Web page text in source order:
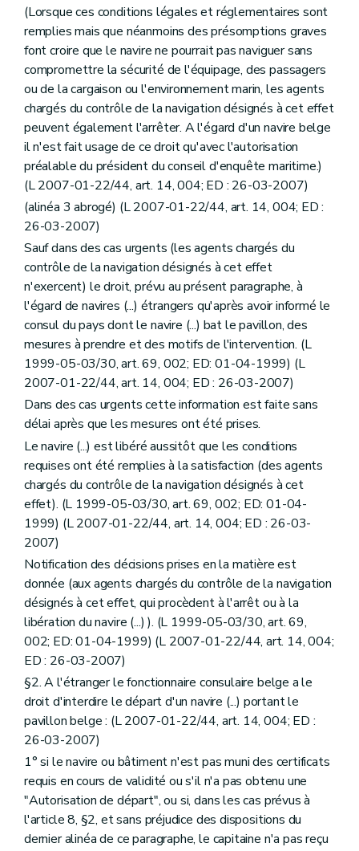
(Lorsque ces conditions légales et réglementaires sont
remplies mais que néanmoins des présomptions graves
font croire que le navire ne pourrait pas naviguer sans
compromettre la sécurité de l'équipage, des passagers
ou de la cargaison ou l'environnement marin, les agents
chargés du contrôle de la navigation désignés à cet effet
peuvent également l'arrêter. A l'égard d'un navire belge
il n'est fait usage de ce droit qu'avec l'autorisation
préalable du président du conseil d'enquête maritime.)
(L 2007-01-22/44, art. 14, 004; ED : 26-03-2007)
(alinéa 3 abrogé) (L 2007-01-22/44, art. 14, 004; ED :
26-03-2007)
Sauf dans des cas urgents (les agents chargés du
contrôle de la navigation désignés à cet effet
n'exercent) le droit, prévu au présent paragraphe, à
l'égard de navires (...) étrangers qu'après avoir informé le
consul du pays dont le navire (...) bat le pavillon, des
mesures à prendre et des motifs de l'intervention. (L
1999-05-03/30, art. 69, 002; ED: 01-04-1999) (L
2007-01-22/44, art. 14, 004; ED : 26-03-2007)
Dans des cas urgents cette information est faite sans
délai après que les mesures ont été prises.
Le navire (...) est libéré aussitôt que les conditions
requises ont été remplies à la satisfaction (des agents
chargés du contrôle de la navigation désignés à cet
effet). (L 1999-05-03/30, art. 69, 002; ED: 01-04-
1999) (L 2007-01-22/44, art. 14, 004; ED : 26-03-
2007)
Notification des décisions prises en la matière est
donnée (aux agents chargés du contrôle de la navigation
désignés à cet effet, qui procèdent à l'arrêt ou à la
libération du navire (...) ). (L 1999-05-03/30, art. 69,
002; ED: 01-04-1999) (L 2007-01-22/44, art. 14, 004;
ED : 26-03-2007)
§2. A l'étranger le fonctionnaire consulaire belge a le
droit d'interdire le départ d'un navire (...) portant le
pavillon belge : (L 2007-01-22/44, art. 14, 004; ED :
26-03-2007)
1° si le navire ou bâtiment n'est pas muni des certificats
requis en cours de validité ou s'il n'a pas obtenu une
"Autorisation de départ", ou si, dans les cas prévus à
l'article 8, §2, et sans préjudice des dispositions du
dernier alinéa de ce paragraphe, le capitaine n'a pas reçu